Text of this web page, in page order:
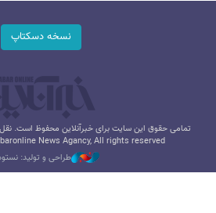
نسخه دسکتاپ
تمامی حقوق این سایت برای خبرآنلاین محفوظ است. نقل
News Agancy, All rights reserved
طراحی و تولید: